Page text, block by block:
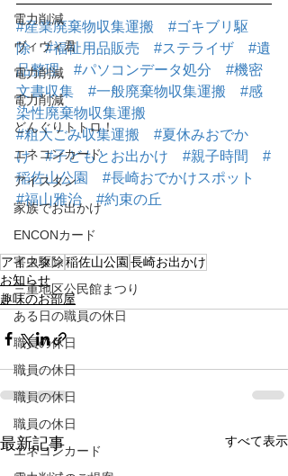
電力削減
ヴィヴィ君
電力削減
電力削減
どんぐりトトロ！
エネコンカード
アイスタン
家族でお出かけ
ENCONカード
害虫駆除
三重地区公民館まつり
ある日の職員の休日
職員の休日
職員の休日
職員の休日
職員の休日
エネコンカード
#産業廃棄物収集運搬
#ゴキブリ駆
除
#福祉用品販売 #ステライザ
#遺
品整理
#パソコンデータ処分
#機密
文書収集
#一般廃棄物収集運搬
#感
染性廃棄物収集運搬
#粗大ごみ収集運搬
#夏休みおでか
け
#子どもとお出かけ #親子時間
#
稲佐山公園
#長崎おでかけスポット
#福山雅治
#約束の丘
アイスタン 稲佐山公園 長崎お出かけ
お知らせ
趣味のお部屋
最新記事 すべて表示